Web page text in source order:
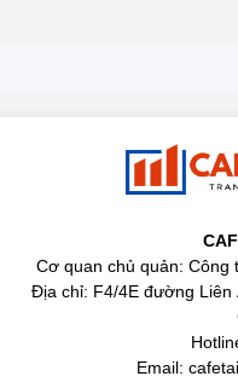
Cơ quan chủ quản: Công
Địa chỉ: F4/4E đường Liên
Email: